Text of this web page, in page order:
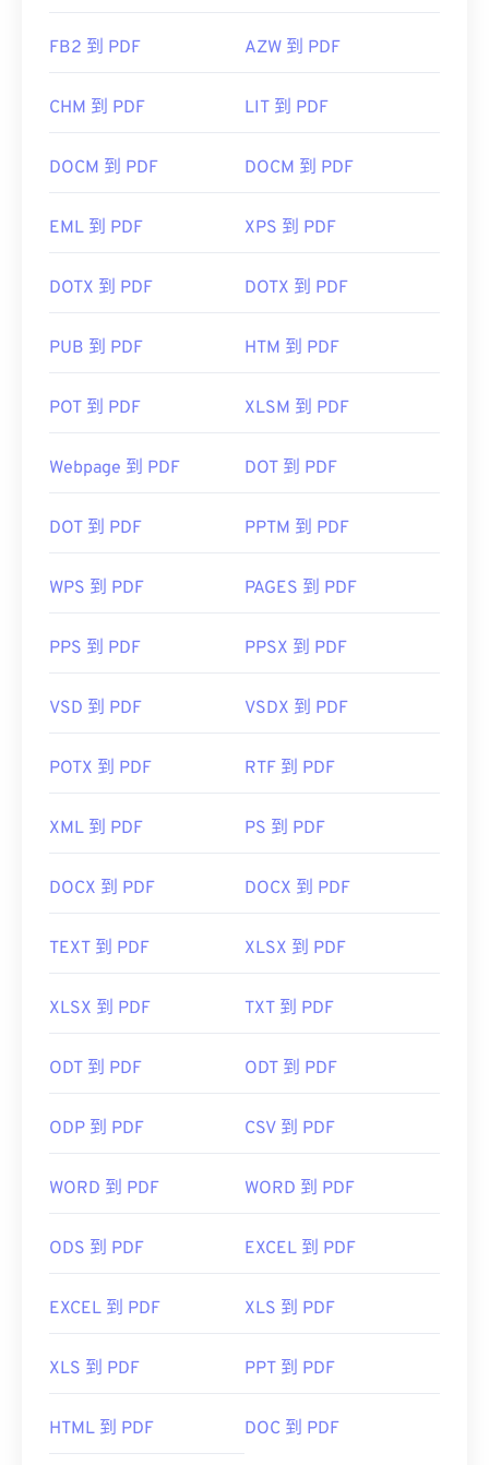
FB2 到 PDF AZW 到 PDF
CHM 到 PDF LIT 到 PDF
DOCM 到 PDF DOCM 到 PDF
EML 到 PDF XPS 到 PDF
DOTX 到 PDF DOTX 到 PDF
PUB 到 PDF HTM 到 PDF
POT 到 PDF XLSM 到 PDF
Webpage 到 PDF DOT 到 PDF
DOT 到 PDF PPTM 到 PDF
WPS 到 PDF PAGES 到 PDF
PPS 到 PDF PPSX 到 PDF
VSD 到 PDF VSDX 到 PDF
POTX 到 PDF RTF 到 PDF
XML 到 PDF PS 到 PDF
DOCX 到 PDF DOCX 到 PDF
TEXT 到 PDF XLSX 到 PDF
XLSX 到 PDF TXT 到 PDF
ODT 到 PDF ODT 到 PDF
ODP 到 PDF CSV 到 PDF
WORD 到 PDF WORD 到 PDF
ODS 到 PDF EXCEL 到 PDF
EXCEL 到 PDF XLS 到 PDF
XLS 到 PDF PPT 到 PDF
HTML 到 PDF DOC 到 PDF